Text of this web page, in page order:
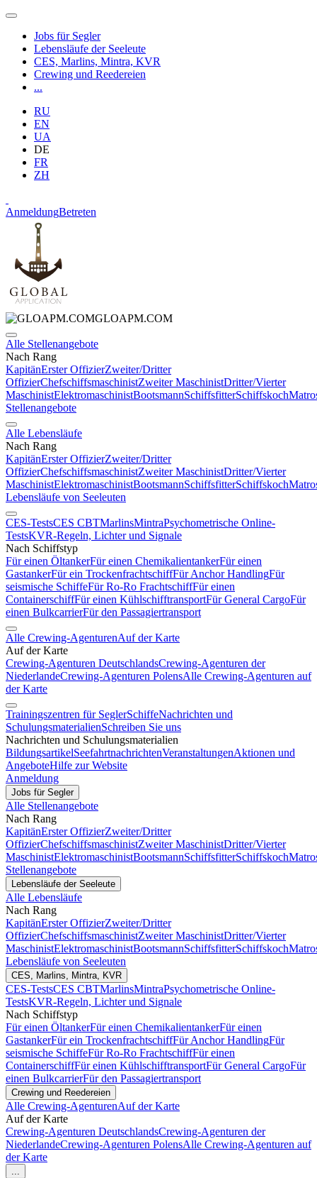
Jobs für Segler
Lebensläufe der Seeleute
CES, Marlins, Mintra, KVR
Crewing und Reedereien
...
RU
EN
UA
DE
FR
ZH
AnmeldungBetreten
GLOAPM.COM
Alle Stellenangebote
Nach Rang
KapitänErster OffizierZweiter/Dritter
OffizierChefschiffsmaschinistZweiter MaschinistDritter/Vierter
MaschinistElektromaschinistBootsmannSchiffsfitterSchiffskoch
Stellenangebote
Alle Lebensläufe
Nach Rang
KapitänErster OffizierZweiter/Dritter
OffizierChefschiffsmaschinistZweiter MaschinistDritter/Vierter
MaschinistElektromaschinistBootsmannSchiffsfitterSchiffskoch
Lebensläufe von Seeleuten
CES-TestsCES CBTMarlinsMintraPsychometrische Online-
TestsKVR-Regeln, Lichter und Signale
Nach Schiffstyp
Für einen ÖltankerFür einen ChemikalientankerFür einen
GastankerFür ein TrockenfrachtschiffFür Anchor HandlingFür
seismische SchiffeFür Ro-Ro FrachtschiffFür einen
ContainerschiffFür einen KühlschifftransportFür General CargoFür
einen BulkcarrierFür den Passagiertransport
Alle Crewing-AgenturenAuf der Karte
Auf der Karte
Crewing-Agenturen DeutschlandsCrewing-Agenturen der
NiederlandeCrewing-Agenturen PolensAlle Crewing-Agenturen auf
der Karte
Trainingszentren für SeglerSchiffeNachrichten und
SchulungsmaterialienSchreiben Sie uns
Nachrichten und Schulungsmaterialien
BildungsartikelSeefahrtnachrichtenVeranstaltungenAktionen und
AngeboteHilfe zur Website
Anmeldung
Jobs für Segler
Alle Stellenangebote
Nach Rang
KapitänErster OffizierZweiter/Dritter
OffizierChefschiffsmaschinistZweiter MaschinistDritter/Vierter
MaschinistElektromaschinistBootsmannSchiffsfitterSchiffskoch
Stellenangebote
Lebensläufe der Seeleute
Alle Lebensläufe
Nach Rang
KapitänErster OffizierZweiter/Dritter
OffizierChefschiffsmaschinistZweiter MaschinistDritter/Vierter
MaschinistElektromaschinistBootsmannSchiffsfitterSchiffskoch
Lebensläufe von Seeleuten
CES, Marlins, Mintra, KVR
CES-TestsCES CBTMarlinsMintraPsychometrische Online-
TestsKVR-Regeln, Lichter und Signale
Nach Schiffstyp
Für einen ÖltankerFür einen ChemikalientankerFür einen
GastankerFür ein TrockenfrachtschiffFür Anchor HandlingFür
seismische SchiffeFür Ro-Ro FrachtschiffFür einen
ContainerschiffFür einen KühlschifftransportFür General CargoFür
einen BulkcarrierFür den Passagiertransport
Crewing und Reedereien
Alle Crewing-AgenturenAuf der Karte
Auf der Karte
Crewing-Agenturen DeutschlandsCrewing-Agenturen der
NiederlandeCrewing-Agenturen PolensAlle Crewing-Agenturen auf
der Karte
...